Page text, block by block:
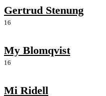
Gertrud Stenung
16
My Blomqvist
16
Mi Ridell